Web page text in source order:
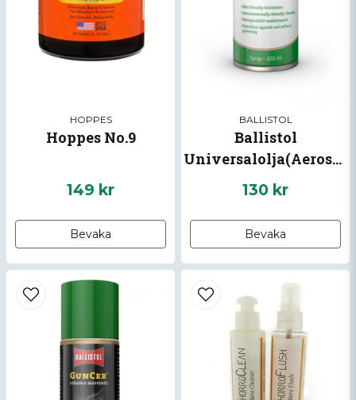
HOPPES
Hoppes No.9
149 kr
Bevaka
BALLISTOL
Ballistol
Universalolja(Aerosol)
130 kr
Bevaka